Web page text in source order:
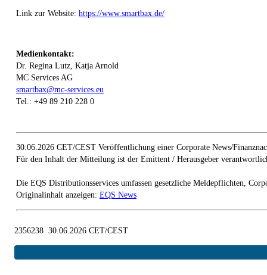
Link zur Website: https://www.smartbax.de/
Medienkontakt:
Dr. Regina Lutz, Katja Arnold
MC Services AG
smartbax@mc-services.eu
Tel.: +49 89 210 228 0
30.06.2026 CET/CEST Veröffentlichung einer Corporate News/
Für den Inhalt der Mitteilung ist der Emittent / Herausgeber
Die EQS Distributionsservices umfassen gesetzliche Meldepflichten,
Originalinhalt anzeigen: EQS News
2356238 30.06.2026 CET/CEST